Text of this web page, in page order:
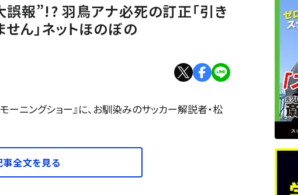
誤報”!? 羽鳥アナ必死の訂正「引き
ん」ネットほのぼの
ニングショー』に、お馴染みのサッカー解説者・松
事全文を見る